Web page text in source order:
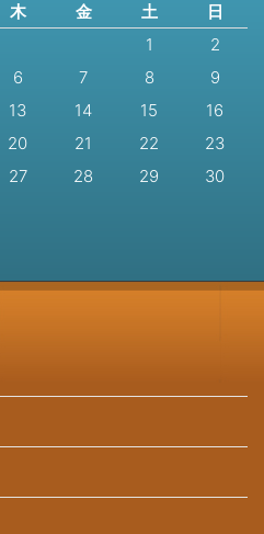
木 金 土 日
1
2
6 7 8
9
13 14 15
16
20 21 22
23
27 28 29
30